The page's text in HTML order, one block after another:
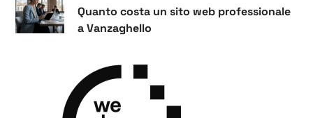
Quanto costa un sito web professionale
a Vanzaghello